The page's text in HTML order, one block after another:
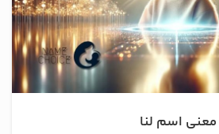
معنی اسم لنا